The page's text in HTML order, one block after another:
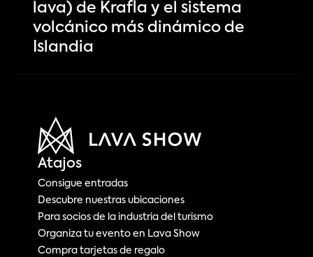
lava) de Krafla y el sistema
volcánico más dinámico de
Islandia
Atajos
Consigue entradas
Descubre nuestras ubicaciones
Para socios de la industria del turismo
Organiza tu evento en Lava Show
Compra tarjetas de regalo